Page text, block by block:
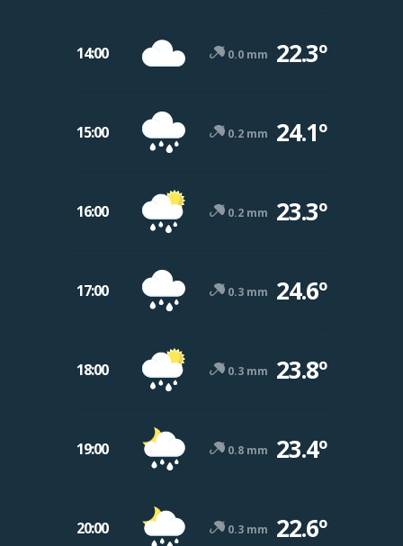
14:00 0.0 mm 22.3º
15:00 0.2 mm 24.1º
16:00 0.2 mm 23.3º
17:00 0.3 mm 24.6º
18:00 0.3 mm 23.8º
19:00 0.8 mm 23.4º
20:00 0.3 mm 22.6º